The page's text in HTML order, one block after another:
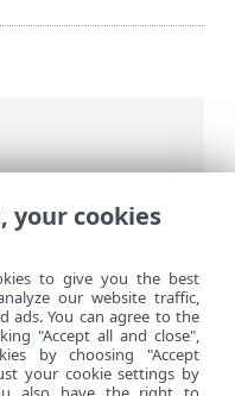
Web 控制台>
览
your cookies
to give you the best
our website traffic,
ads. You can agree to the
"Accept all and close",
by choosing "Accept
your cookie settings by